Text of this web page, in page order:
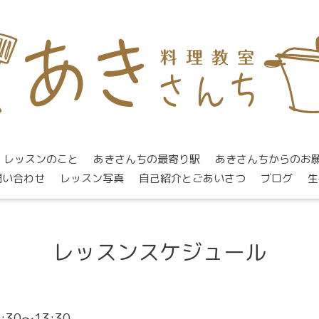
レッスンのこと あきさんちの最寄り駅
あきさんちからのお
合わせ
レッスン写真 自己紹介とごあいさつ ブログ
レッスンスケジュール